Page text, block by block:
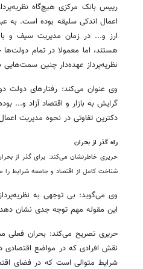
رییس بانک مرکزی هیچ‌گاه
‌اعمال اندکی سلیقه بوده است. به
ارز و... در زمان مدیریت سیف و
هستند، اما معمولا در تمام
نظریه‌پرداز عهده‌دار چنین
وی عنوان می‌کند:‌ رفتارهای دولت
گرایش به بازار و اقتصاد آزاد و...
دکترین تفاوتی در نحوه مدیریت
راه گذر از بحران
حریری خاطرنشان می‌کند: ‌برای گذر از
شناخت کامل از اقتصاد و جامعه شرایط را
وی می‌گوید:‌ بی توجهی به
این مقوله مهم توجه جدی نشان
حریری تصریح می‌کند:‌ بحران فعلی
نقش افرادی که در مواضع اقتصادی
شرایط متوالی است که در فضای